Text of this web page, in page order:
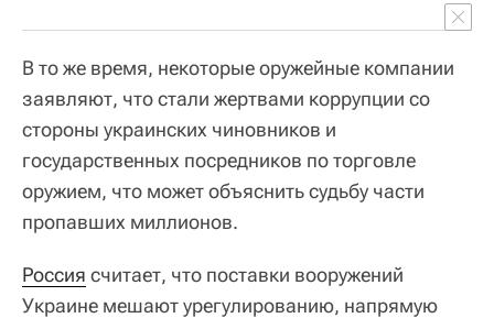
В то же время, некоторые оружейные компании
заявляют, что стали жертвами коррупции со
стороны украинских чиновников и
государственных посредников по торговле
оружием, что может объяснить судьбу части
пропавших миллионов.
Россия считает, что поставки вооружений
Украине мешают урегулированию, напрямую